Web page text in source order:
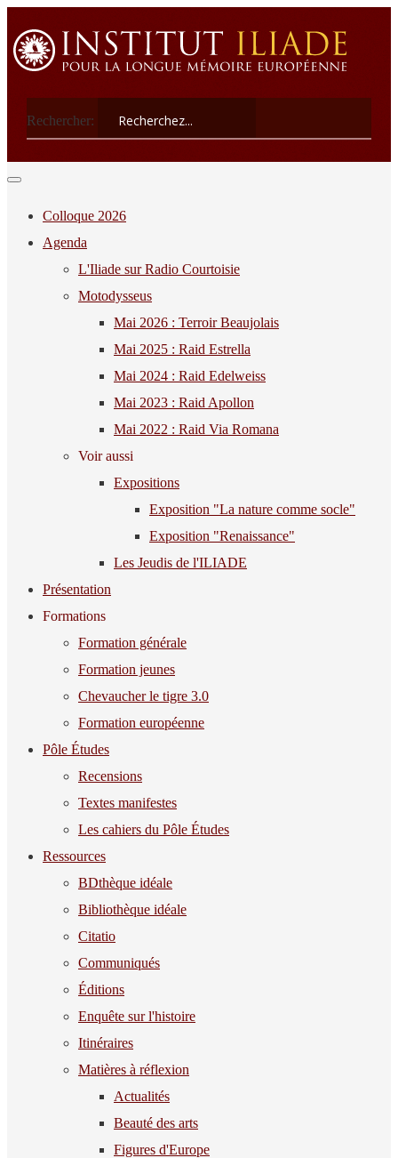
Rechercher:
Colloque 2026
Agenda
L'Iliade sur Radio Courtoisie
Motodysseus
Mai 2026 : Terroir Beaujolais
Mai 2025 : Raid Estrella
Mai 2024 : Raid Edelweiss
Mai 2023 : Raid Apollon
Mai 2022 : Raid Via Romana
Voir aussi
Expositions
Exposition "La nature comme socle"
Exposition "Renaissance"
Les Jeudis de l'ILIADE
Présentation
Formations
Formation générale
Formation jeunes
Chevaucher le tigre 3.0
Formation européenne
Pôle Études
Recensions
Textes manifestes
Les cahiers du Pôle Études
Ressources
BDthèque idéale
Bibliothèque idéale
Citatio
Communiqués
Éditions
Enquête sur l'histoire
Itinéraires
Matières à réflexion
Actualités
Beauté des arts
Figures d'Europe